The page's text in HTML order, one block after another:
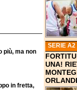
più, ma non
in fretta,
SERIE A2
UNA!